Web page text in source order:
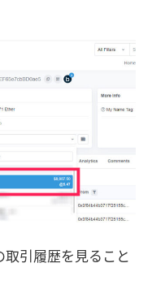
引履歴を見ること